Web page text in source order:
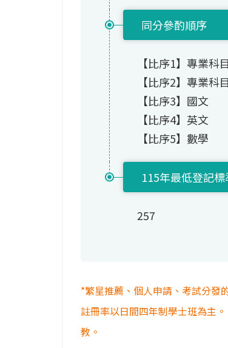
同分參酌順序
【比序1】專業科
【比序2】專業科
【比序3】國文
【比序4】英文
【比序5】數學
115年最低登記標
257
*繁星推薦、個人申請、考試分發
註冊率以日間四年制學士班為主
教。